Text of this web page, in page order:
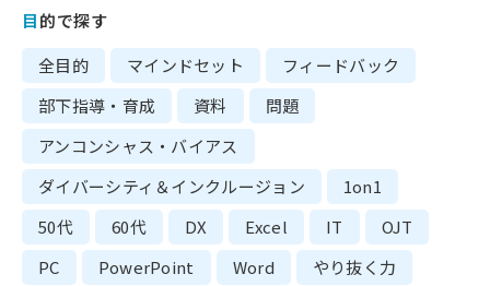
目的で探す
全目的
マインドセット
フィードバック
部下指導・育成
資料
問題
アンコンシャス・バイアス
ダイバーシティ＆インクルージョン
1on1
50代
60代 DX Excel IT
OJT
PC
PowerPoint Word
やり抜く力